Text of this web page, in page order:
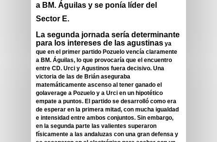
a BM. Águilas y se ponía líder del
Sector E.
La segunda jornada sería determinante
para los intereses de las agustinas ya
que en el primer partido Pozuelo vencía claramente
a BM. Águilas, lo que provocaría que el encuentro
entre CD. Urci y Agustinos fuera decisivo. Una
victoria de las de Brián aseguraba
matemáticamente ascenso al tener ganado el
golaverage a Pozuelo y a Urci en un hipotético
empate a puntos. El partido se desarrolló como era
de esperar en la primera mitad, con mucha igualdad
e intensidad entre ambos conjuntos. Sin embargo,
en la segunda parte las valientes superaron
físicamente a las andaluzas con una gran defensa y